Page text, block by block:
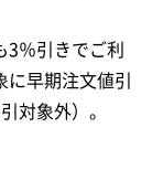
％引きでご利
早期注文値引
対象外）。